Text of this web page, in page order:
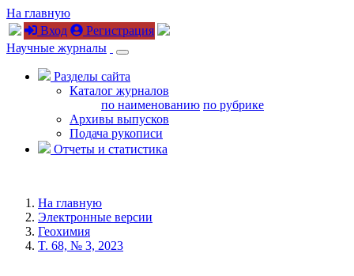
На главную
Вход
Регистрация
Научные журналы
Разделы сайта
Каталог журналов
по наименованию по рубрике
Архивы выпусков
Подача рукописи
Отчеты и статистика
На главную
Электронные версии
Геохимия
T. 68, № 3, 2023